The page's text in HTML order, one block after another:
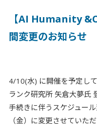
【AI Humanity
間変更のお知らせ
4/10(水) に開催を予定し
ランク研究所 矢倉大夢氏
手続きに伴うスケジュー
（金）に変更させていた